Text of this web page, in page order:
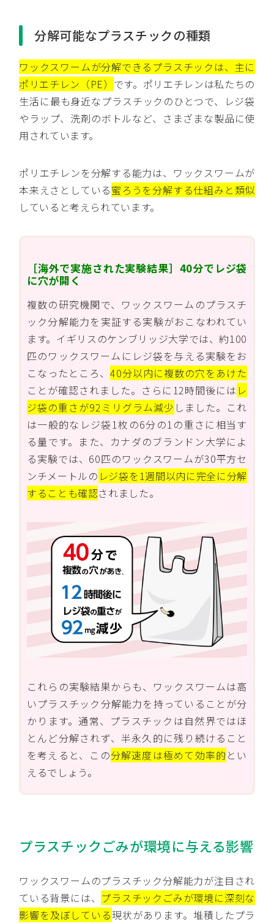
分解可能なプラスチックの種類
ワックスワームが分解できるプラスチックは、主に
ポリエチレン（PE） です。ポリエチレンは私たちの
生活に最も身近なプラスチックのひとつで、レジ袋
やラップ、洗剤のボトルなど、さまざまな製品に使
用されています。
ポリエチレンを分解する能力は、ワックスワームが
本来えさとしている蜜ろうを分解する仕組みと類似
していると考えられています。
［海外で実施された実験結果］40分でレジ袋
に穴が開く
複数の研究機関で、ワックスワームのプラスチ
ック分解能力を実証する実験がおこなわれてい
ます。イギリスのケンブリッジ大学では、約100
匹のワックスワームにレジ袋を与える実験をお
こなったところ、40分以内に複数の穴をあけた
ことが確認されました。さらに12時間後には レ
ジ袋の重さが92ミリグラム減少 しました。これ
は一般的なレジ袋1枚の6分の1の重さに相当す
る量です。また、カナダのブランドン大学によ
る実験では、60匹のワックスワームが30平方セ
ンチメートルの レジ袋を1週間以内に完全に分解
することも確認されました。
これらの実験結果からも、ワックスワームは高
いプラスチック分解能力を持っていることが分
かります。通常、プラスチックは自然界ではほ
とんど分解されず、半永久的に残り続けること
を考えると、この分解速度は極めて効率的 とい
えるでしょう。
プラスチックごみが環境に与える影響
ワックスワームのプラスチック分解能力が注目され
ている背景には、 プラスチックごみが環境に深刻な
影響を及ぼしている現状があります。堆積したプラ